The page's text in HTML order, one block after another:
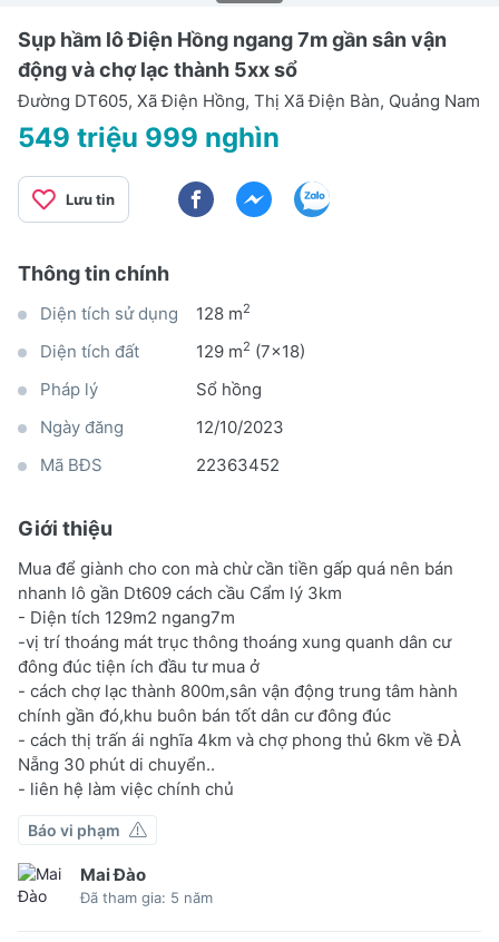
Sụp hầm lô Điện Hồng ngang 7m gần sân vận
động và chợ lạc thành 5xx sổ
Đường DT605, Xã Điện Hồng, Thị Xã Điện Bàn, Quảng Nam
549 triệu 999 nghìn
Lưu tin
Thông tin chính
Diện tích sử dụng 128 m2
Diện tích đất 129 m2 (7x18)
Pháp lý
Sổ hồng
Ngày đăng
12/10/2023
Mã BĐS
22363452
Giới thiệu
Mua để giành cho con mà chừ cần tiền gấp quá nên bán
nhanh lô gần Dt609 cách cầu Cẩm lý 3km
- Diện tích 129m2 ngang7m
-vị trí thoáng mát trục thông thoáng xung quanh dân cư
đông đúc tiện ích đầu tư mua ở
- cách chợ lạc thành 800m,sân vận động trung tâm hành
chính gần đó,khu buôn bán tốt dân cư đông đúc
- cách thị trấn ái nghĩa 4km và chợ phong thủ 6km về ĐÀ
Nẵng 30 phút di chuyển..
- liên hệ làm việc chính chủ
Báo vi phạm
Mai Đào
Đã tham gia: 5 năm